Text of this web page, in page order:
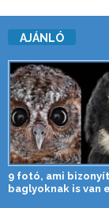
AJÁNLÓ
9 fotó, ami
baglyoknak is van